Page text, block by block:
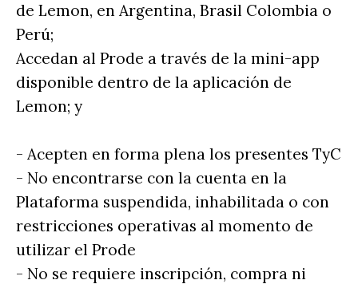
de Lemon, en Argentina, Brasil Colombia o
Perú;
Accedan al Prode a través de la mini-app
disponible dentro de la aplicación de
Lemon; y
- Acepten en forma plena los presentes TyC
- No encontrarse con la cuenta en la
Plataforma suspendida, inhabilitada o con
restricciones operativas al momento de
utilizar el Prode
- No se requiere inscripción, compra ni